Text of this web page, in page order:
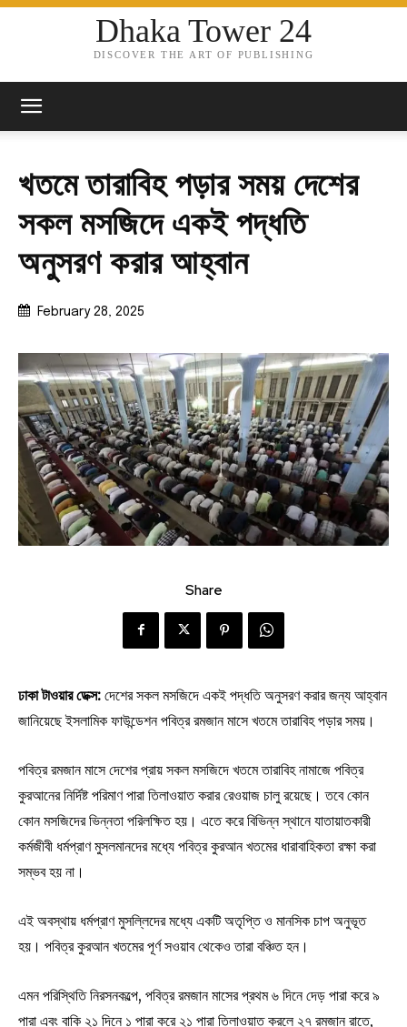
Dhaka Tower 24
DISCOVER THE ART OF PUBLISHING
খতমে তারাবিহ পড়ার সময় দেশের
সকল মসজিদে একই পদ্ধতি
অনুসরণ করার আহ্বান
February 28, 2025
Share
ঢাকা টাওয়ার ডেক্স: দেশের সকল মসজিদে একই পদ্ধতি অনুসরণ করার জন্য আহ্বান
জানিয়েছে ইসলামিক ফাউন্ডেশন পবিত্র রমজান মাসে খতমে তারাবিহ পড়ার সময়।
পবিত্র রমজান মাসে দেশের প্রায় সকল মসজিদে খতমে তারাবিহ নামাজে পবিত্র
কুরআনের নির্দিষ্ট পরিমাণ পারা তিলাওয়াত করার রেওয়াজ চালু রয়েছে। তবে কোন
কোন মসজিদের ভিন্নতা পরিলক্ষিত হয়। এতে করে বিভিন্ন স্থানে যাতায়াতকারী
কর্মজীবী ধর্মপ্রাণ মুসলমানদের মধ্যে পবিত্র কুরআন খতমের ধারাবাহিকতা রক্ষা করা
সম্ভব হয় না।
এই অবস্থায় ধর্মপ্রাণ মুসল্লিদের মধ্যে একটি অতৃপ্তি ও মানসিক চাপ অনুভূত
হয়। পবিত্র কুরআন খতমের পূর্ণ সওয়াব থেকেও তারা বঞ্চিত হন।
এমন পরিস্থিতি নিরসনকল্পে, পবিত্র রমজান মাসের প্রথম ৬ দিনে দেড় পারা করে ৯
পারা এবং বাকি ২১ দিনে ১ পারা করে ২১ পারা তিলাওয়াত করলে ২৭ রমজান রাতে,